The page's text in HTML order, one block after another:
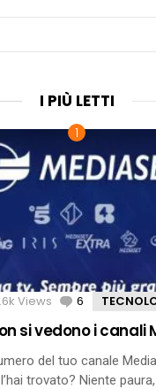
I PIÙ LETTI
Views 6 Comments
si vedono i canali
del tuo canale
trovato? Niente